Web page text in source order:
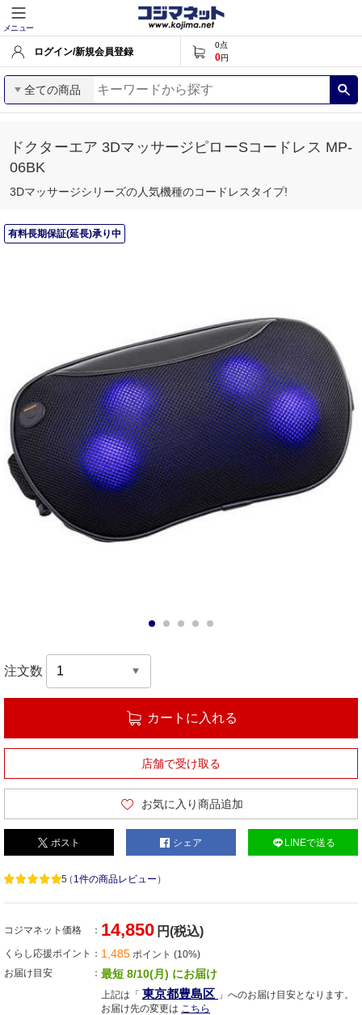
メニュー
ログイン/新規会員登録
0点
0円
全ての商品
ドクターエア 3DマッサージピローSコードレス MP-
06BK
3Dマッサージシリーズの人気機種のコードレスタイプ!
有料長期保証(延長)承り中
注文数
カートに入れる
店舗で受け取る
お気に入り商品追加
ポスト シェア LINEで送る
5（ 1件の商品レビュー ）
コジマネット価格 14,850 円(税込)
くらし応援ポイント 1,485 ポイント (10%)
お届け目安
最短 8/10(月) にお届け
上記は「 東京都豊島区 」へのお届け目安となります。
お届け先の変更は こちら